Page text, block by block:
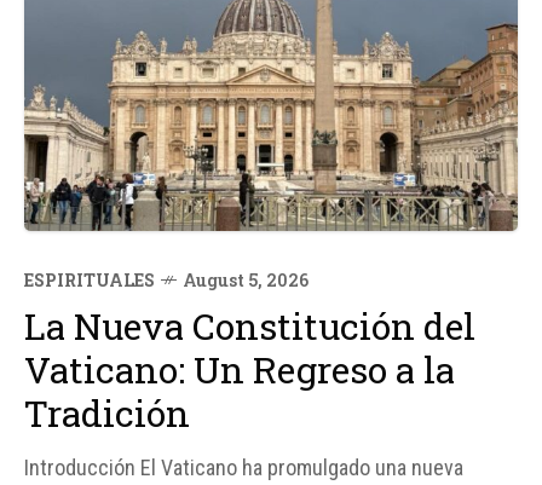
ESPIRITUALES August 5, 2026
La Nueva Constitución del
Vaticano: Un Regreso a la
Tradición
Introducción El Vaticano ha promulgado una nueva